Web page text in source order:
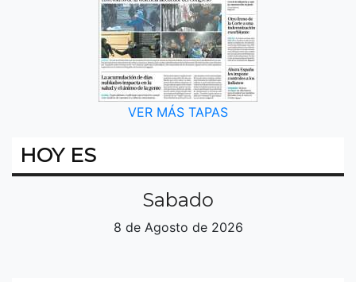
VER MÁS TAPAS
HOY ES
Sabado
8 de Agosto de 2026